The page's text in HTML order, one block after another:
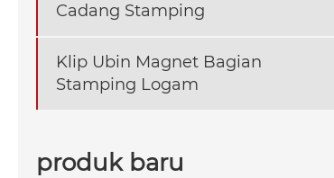
Cadang Stamping
Klip Ubin Magnet Bagian
Stamping Logam
produk baru